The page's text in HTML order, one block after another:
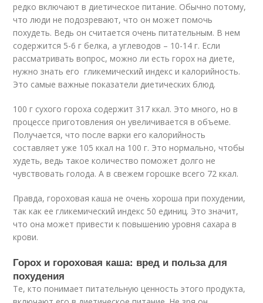
редко включают в диетическое питание. Обычно потому,
что люди не подозревают, что он может помочь
похудеть. Ведь он считается очень питательным. В нем
содержится 5-6 г белка, а углеводов – 10-14 г. Если
рассматривать вопрос, можно ли есть горох на диете,
нужно знать его гликемический индекс и калорийность.
Это самые важные показатели диетических блюд.
100 г сухого гороха содержит 317 ккал. Это много, но в
процессе приготовления он увеличивается в объеме.
Получается, что после варки его калорийность
составляет уже 105 ккал на 100 г. Это нормально, чтобы
худеть, ведь такое количество поможет долго не
чувствовать голода. А в свежем горошке всего 72 ккал.
Правда, гороховая каша не очень хороша при похудении,
так как ее гликемический индекс 50 единиц. Это значит,
что она может привести к повышению уровня сахара в
крови.
Горох и гороховая каша: вред и польза для
похудения
Те, кто понимает питательную ценность этого продукта,